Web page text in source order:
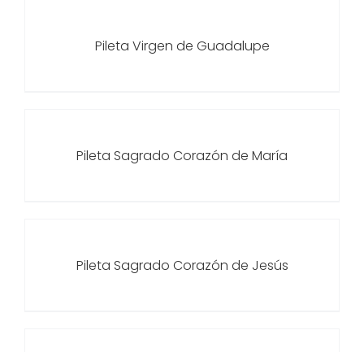
Pileta Virgen de Guadalupe
Pileta Sagrado Corazón de María
Pileta Sagrado Corazón de Jesús